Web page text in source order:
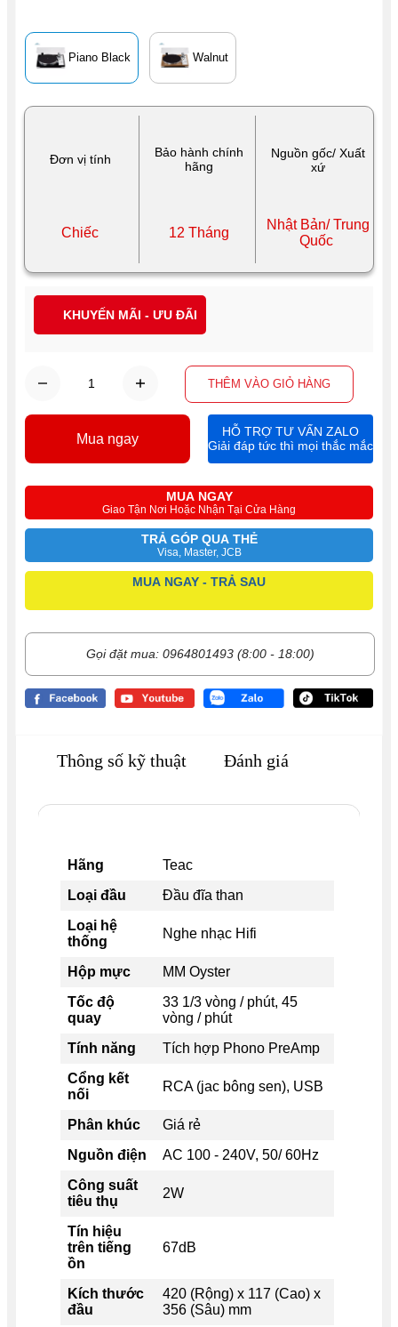
Đơn vị tính
Bảo hành chính
hãng
Nguồn gốc/ Xuất
xứ
Chiếc 12 Tháng
Nhật Bản/ Trung
Quốc
Piano Black Walnut
THÊM VÀO GIỎ HÀNG
MUA NGAY
Giao Tận Nơi Hoặc Nhận Tại Cửa Hàng
TRẢ GÓP QUA THẺ
Visa, Master, JCB
MUA NGAY - TRẢ SAU
Gọi đặt mua: 0964801493 (8:00 - 18:00)
Mua ngay
HỖ TRỢ TƯ VẤN ZALO
Giải đáp tức thì mọi thắc mắc
KHUYẾN MÃI - ƯU ĐÃI
Thông số kỹ thuật Đánh giá
Hãng
Teac
Loại đầu
Đầu đĩa than
Loại hệ
thống
Nghe nhạc Hifi
Hộp mực
MM Oyster
Tốc độ
quay
33 1/3 vòng / phút, 45
vòng / phút
Tính năng
Tích hợp Phono PreAmp
Cổng kết
nối
RCA (jac bông sen), USB
Phân khúc
Giá rẻ
Nguồn điện
AC 100 - 240V, 50/ 60Hz
Công suất
tiêu thụ
2W
Tín hiệu
trên tiếng
ồn
67dB
Kích thước
đầu
420 (Rộng) x 117 (Cao) x
356 (Sâu) mm